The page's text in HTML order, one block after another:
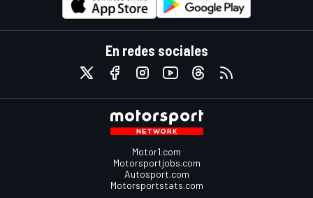
En redes sociales
Motor1.com
Motorsportjobs.com
Autosport.com
Motorsportstats.com